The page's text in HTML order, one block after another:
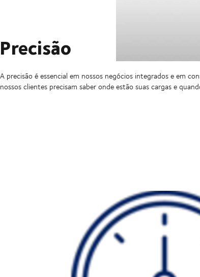
Precisão
A precisão é essencial em nossos negócios integrados e em
nossos clientes precisam saber onde estão suas cargas e